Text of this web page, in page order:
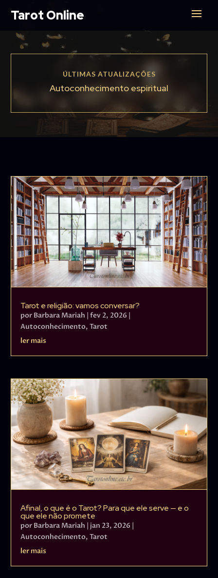
Tarot Online
ÚLTIMAS ATUALIZAÇÕES
Autoconhecimento espiritual
Tarot e religião: vamos conversar?
por Barbara Mariah |fev 2, 2026 |
Autoconhecimento,Tarot
ler mais
Afinal, o que é o Tarot? Para que ele serve — e o
que ele não promete
por Barbara Mariah jan 23, 2026
Autoconhecimento,Tarot
ler mais